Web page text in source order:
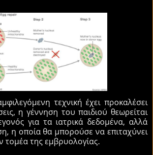
τεχνική έχει προκαλέσει
η γέννηση του παιδιού θεωρείται
για τα ιατρικά δεδομένα, αλλά
η οποία θα μπορούσε να επιταχύνει
τομέα της εμβρυολογίας.